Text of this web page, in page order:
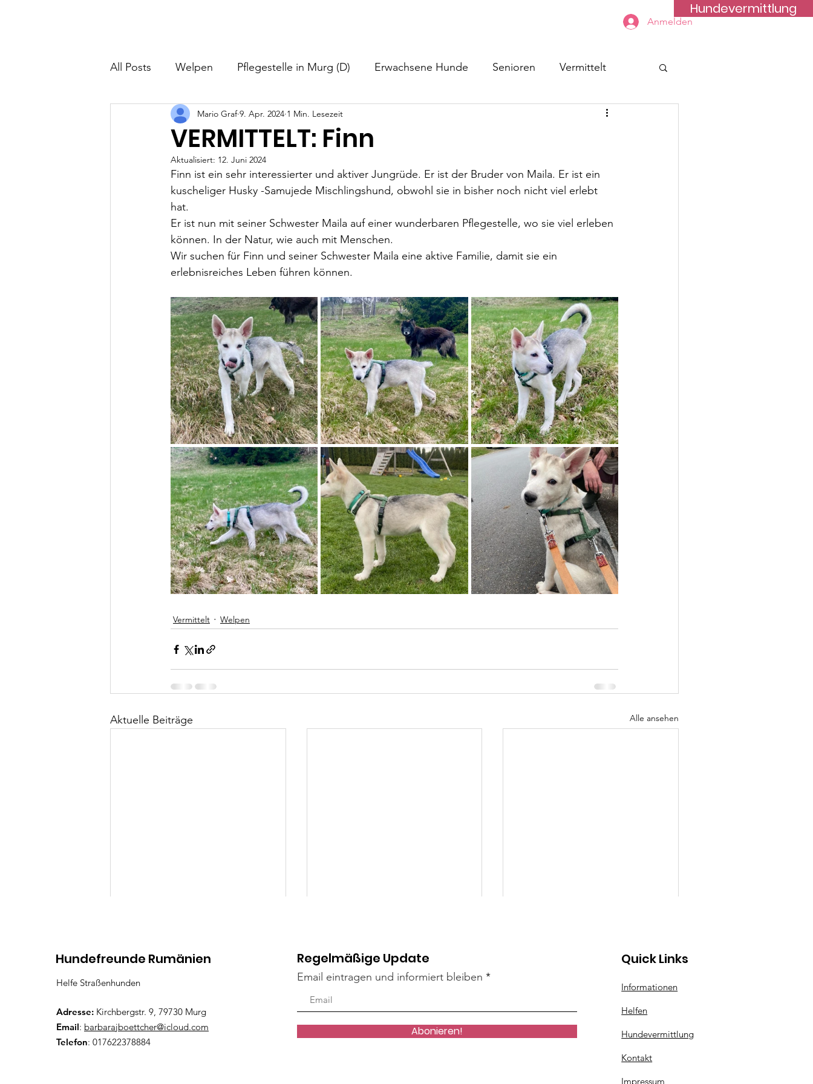
Hundevermittlung
Anmelden
All Posts Welpen Pflegestelle in Murg (D) Erwachsene Hunde Senioren Vermittelt
VERMITTELT: Finn
Mario Graf 9. Apr. 2024 1 Min. Lesezeit
Aktualisiert: 12. Juni 2024
Finn ist ein sehr interessierter und aktiver Jungrüde. Er ist der Bruder von Maila. Er ist ein
kuscheliger Husky -Samujede Mischlingshund, obwohl sie in bisher noch nicht viel erlebt
hat.
Er ist nun mit seiner Schwester Maila auf einer wunderbaren Pflegestelle, wo sie viel erleben
können. In der Natur, wie auch mit Menschen.
Wir suchen für Finn und seiner Schwester Maila eine aktive Familie, damit sie ein
erlebnisreiches Leben führen können.
Vermittelt Welpen
Aktuelle Beiträge Alle ansehen
Lenny Mäxle
Hundefreunde Rumänien
Helfe Straßenhunden
Adresse: Kirchbergstr. 9, 79730 Murg
Email: barbarajboettcher@icloud.com
Telefon: 017622378884
Regelmäßige Update
Email eintragen und informiert bleiben
Abonieren!
Quick Links
Informationen
Helfen
Hundevermittlung
Kontakt
Impressum